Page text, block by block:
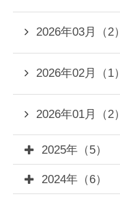
2026年03月（2）
2026年02月（1）
2026年01月（2）
2025年（5）
2024年（6）